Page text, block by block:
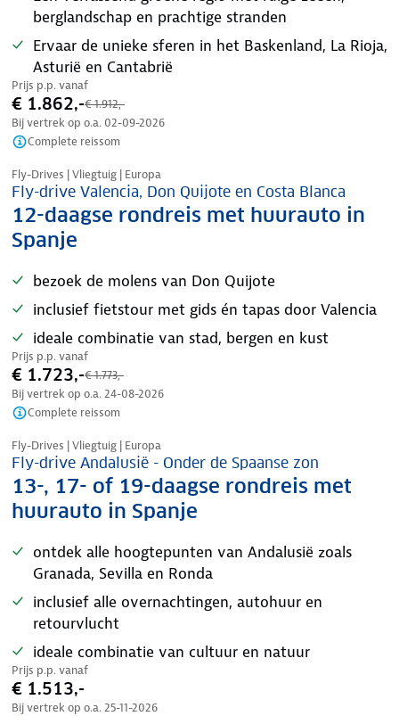
berglandschap en prachtige stranden
Ervaar de unieke sferen in het Baskenland, La Rioja,
Asturië en Cantabrië
Prijs p.p. vanaf
€ 1.862,-€ 1.912,-
Bij vertrek op o.a. 02-09-2026
Complete reissom
Nazomer korting
Fly-Drives | Vliegtuig | Europa
Fly-drive Valencia, Don Quijote en Costa Blanca
12-daagse rondreis met huurauto in
Spanje
bezoek de molens van Don Quijote
inclusief fietstour met gids én tapas door Valencia
ideale combinatie van stad, bergen en kust
Prijs p.p. vanaf
€ 1.723,-€ 1.773,-
Bij vertrek op o.a. 24-08-2026
Complete reissom
Nazomer korting
Fly-Drives | Vliegtuig | Europa
Fly-drive Andalusië - Onder de Spaanse zon
13-, 17- of 19-daagse rondreis met
huurauto in Spanje
ontdek alle hoogtepunten van Andalusië zoals
Granada, Sevilla en Ronda
inclusief alle overnachtingen, autohuur en
retourvlucht
ideale combinatie van cultuur en natuur
Prijs p.p. vanaf
€ 1.513,-
Bij vertrek op o.a. 25-11-2026